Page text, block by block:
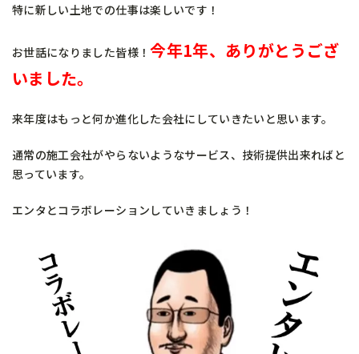
特に新しい土地での仕事は楽しいです！
お世話になりました皆様！今年1年、ありがとうござ
いました。
来年度はもっと何か進化した会社にしていきたいと思います。
通常の施工会社がやらないようなサービス、技術提供出来ればと
思っています。
エンタとコラボレーションしていきましょう！